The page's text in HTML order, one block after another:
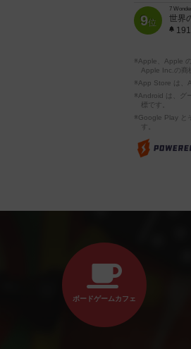
9位
7
世界
※Apple、Apple
Apple Inc.の商
※App Store は、
※Android は、グ
標です。
※Google Play と
す。
ボードゲームカフェ